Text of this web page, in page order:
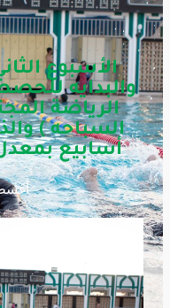
الأسبوع
والبدايه
الرياضة
السباحه )
أسابيع
أغسطس